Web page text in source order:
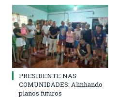
PRESIDENTE NAS
COMUNIDADES: Alinhando
planos futuros